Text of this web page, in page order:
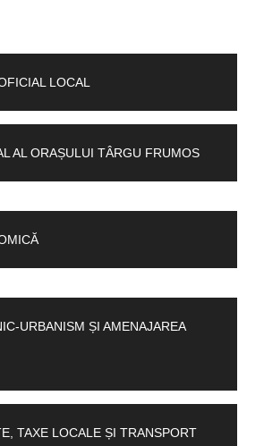
LOCAL
AL ORAȘULUI TÂRGU FRUMOS
URBANISM ȘI AMENAJAREA
TAXE LOCALE ȘI TRANSPORT